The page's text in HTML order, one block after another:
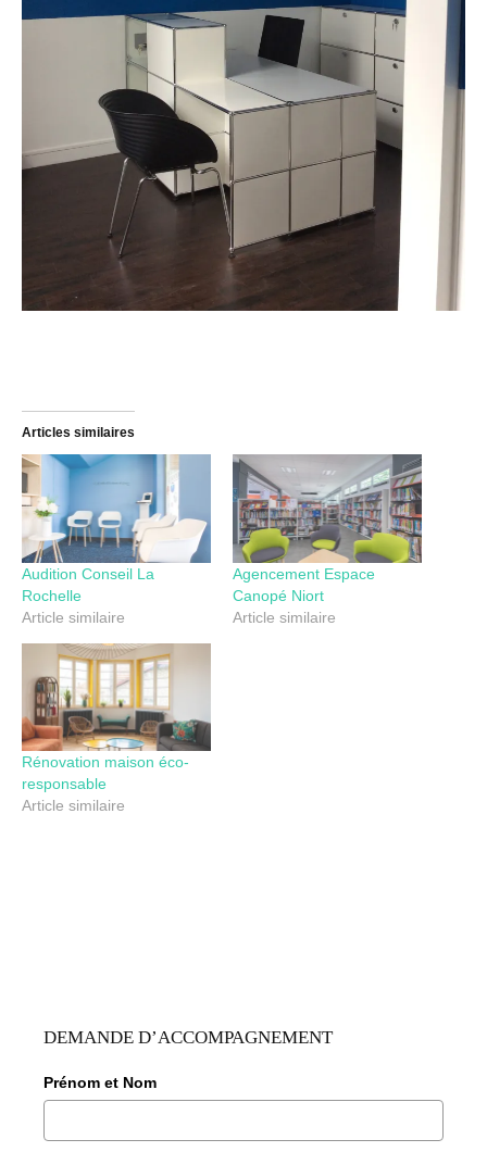
Articles similaires
Audition Conseil La
Rochelle
Article similaire
Agencement Espace
Canopé Niort
Article similaire
Rénovation maison éco-
responsable
Article similaire
DEMANDE D’ACCOMPAGNEMENT
Prénom et Nom